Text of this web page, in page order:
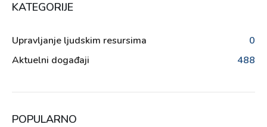
KATEGORIJE
Upravljanje ljudskim resursima
0
Aktuelni događaji
488
POPULARNO